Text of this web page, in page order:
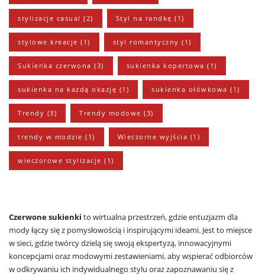
stylizacje casual (2) Styl na randkę (1)
stylowe kreacje (1) styl romantyczny (1)
Sukienka czerwona (3) sukienka kopertowa (1)
sukienka na każdą okazję (1) sukienka ołówkowa (1)
Trendy (3) Trendy modowe (3)
trendy w modzie (1) Wieczorne wyjścia (1)
wieczorowe stylizacje (1)
Czerwone sukienki to wirtualna przestrzeń, gdzie entuzjazm dla
mody łączy się z pomysłowością i inspirującymi ideami. Jest to miejsce
w sieci, gdzie twórcy dzielą się swoją ekspertyzą, innowacyjnymi
koncepcjami oraz modowymi zestawieniami, aby wspierać odbiorców
w odkrywaniu ich indywidualnego stylu oraz zapoznawaniu się z